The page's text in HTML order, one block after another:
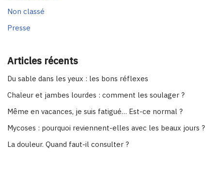
Non classé
Presse
Articles récents
Du sable dans les yeux : les bons réflexes
Chaleur et jambes lourdes : comment les soulager ?
Même en vacances, je suis fatigué… Est-ce normal ?
Mycoses : pourquoi reviennent-elles avec les beaux jours ?
La douleur. Quand faut-il consulter ?